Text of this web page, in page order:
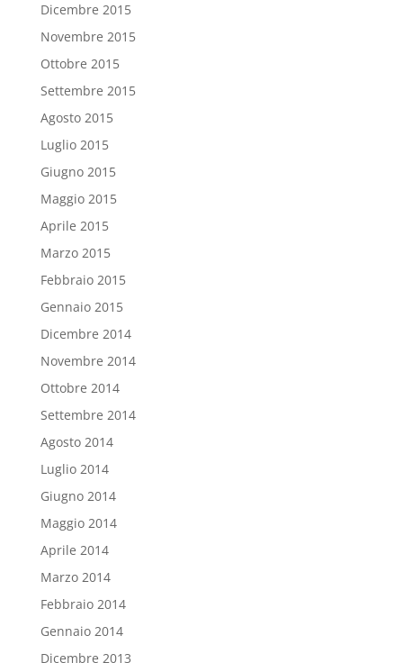
Dicembre 2015
Novembre 2015
Ottobre 2015
Settembre 2015
Agosto 2015
Luglio 2015
Giugno 2015
Maggio 2015
Aprile 2015
Marzo 2015
Febbraio 2015
Gennaio 2015
Dicembre 2014
Novembre 2014
Ottobre 2014
Settembre 2014
Agosto 2014
Luglio 2014
Giugno 2014
Maggio 2014
Aprile 2014
Marzo 2014
Febbraio 2014
Gennaio 2014
Dicembre 2013